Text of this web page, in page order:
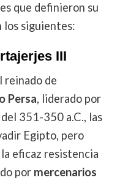
que definieron su
los siguientes:
III
reinado de
Persa, liderado por
351-350 a.C., las
Egipto, pero
eficaz resistencia
por mercenarios